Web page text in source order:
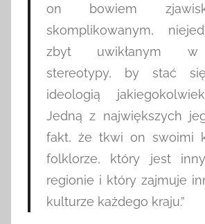
on bowiem
skomplikowanym,
zbyt uwikłanym w
stereotypy, by stać
ideologią
Jedną z największych
fakt, że tkwi on swoimi
folklorze, który jest
regionie i który zajmuje
kulturze każdego kraju.”